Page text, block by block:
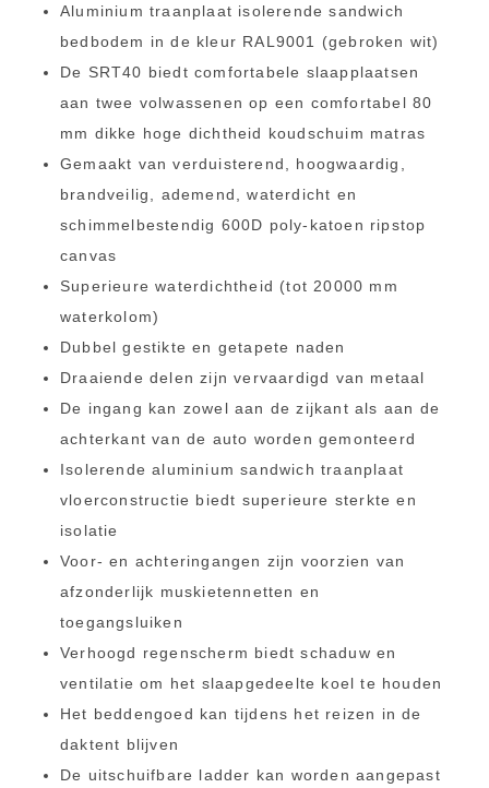
Aluminium traanplaat isolerende sandwich
bedbodem in de kleur RAL9001 (gebroken wit)
De SRT40 biedt comfortabele slaapplaatsen
aan twee volwassenen op een comfortabel 80
mm dikke hoge dichtheid koudschuim matras
Gemaakt van verduisterend, hoogwaardig,
brandveilig, ademend, waterdicht en
schimmelbestendig 600D poly-katoen ripstop
canvas
Superieure waterdichtheid (tot 20000 mm
waterkolom)
Dubbel gestikte en getapete naden
Draaiende delen zijn vervaardigd van metaal
De ingang kan zowel aan de zijkant als aan de
achterkant van de auto worden gemonteerd
Isolerende aluminium sandwich traanplaat
vloerconstructie biedt superieure sterkte en
isolatie
Voor- en achteringangen zijn voorzien van
afzonderlijk muskietennetten en
toegangsluiken
Verhoogd regenscherm biedt schaduw en
ventilatie om het slaapgedeelte koel te houden
Het beddengoed kan tijdens het reizen in de
daktent blijven
De uitschuifbare ladder kan worden aangepast